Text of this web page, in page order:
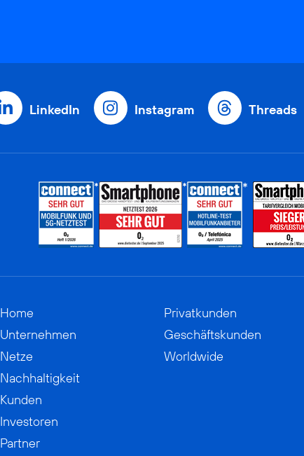
LinkedIn Instagram Threads
Home
Unternehmen
Netze
Nachhaltigkeit
Kunden
Investoren
Partner
Privatkunden
Geschäftskunden
Worldwide